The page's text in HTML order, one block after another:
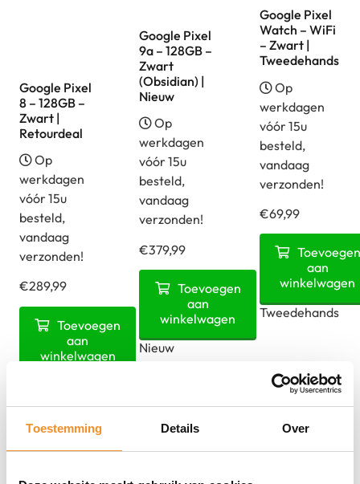
Toestemming Details Over
Google Pixel
8 – 128GB –
Zwart |
Retourdeal
Op
werkdagen
vóór 15u
besteld,
vandaag
verzonden!
€289,99
Google
8
128GB
Zwart
Toevoegen
aan
winkelwagen
Google Pixel
9a – 128GB –
Zwart
(Obsidian) |
Nieuw
Op
werkdagen
vóór 15u
besteld,
vandaag
verzonden!
€379,99
Google
-
(Obsidian)
Toevoegen
aan
winkelwagen
Nieuw
Google Pixel
Watch – WiFi
– Zwart |
Tweedehands
Op
werkdagen
vóór 15u
besteld,
vandaag
verzonden!
€69,99
Google
Watch
-
Zwart
Tweedehands
Toevoegen
aan
winkelwagen
Tweedehands